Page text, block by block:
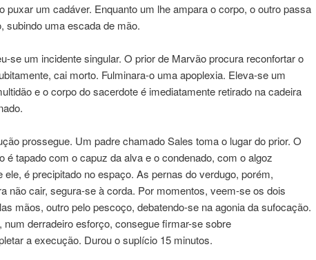
puxar um cadáver. Enquanto um lhe ampara o corpo, o outro passa
subindo uma escada de mão.
se um incidente singular. O prior de Marvão procura reconfortar o
cai morto. Fulminara-o uma apoplexia. Eleva-se um
e o corpo do sacerdote é imediatamente retirado na cadeira
prossegue. Um padre chamado Sales toma o lugar do prior. O
é tapado com o capuz da alva e o condenado, com o algoz
ele, é precipitado no espaço. As pernas do verdugo, porém,
não cair, segura-se à corda. Por momentos, veem-se os dois
mãos, outro pelo pescoço, debatendo-se na agonia da sufocação.
derradeiro esforço, consegue firmar-se sobre
a execução. Durou o suplício 15 minutos.